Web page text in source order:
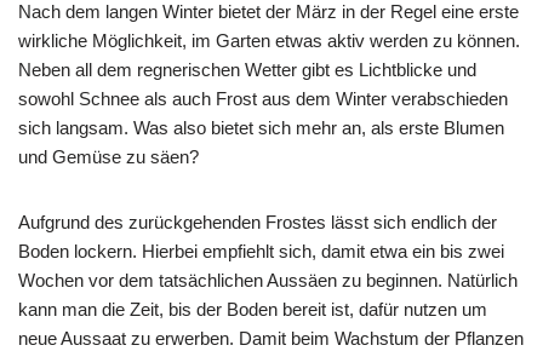
Nach dem langen Winter bietet der März in der Regel eine erste
wirkliche Möglichkeit, im Garten etwas aktiv werden zu können.
Neben all dem regnerischen Wetter gibt es Lichtblicke und
sowohl Schnee als auch Frost aus dem Winter verabschieden
sich langsam. Was also bietet sich mehr an, als erste Blumen
und Gemüse zu säen?
Aufgrund des zurückgehenden Frostes lässt sich endlich der
Boden lockern. Hierbei empfiehlt sich, damit etwa ein bis zwei
Wochen vor dem tatsächlichen Aussäen zu beginnen. Natürlich
kann man die Zeit, bis der Boden bereit ist, dafür nutzen um
neue Aussaat zu erwerben. Damit beim Wachstum der Pflanzen